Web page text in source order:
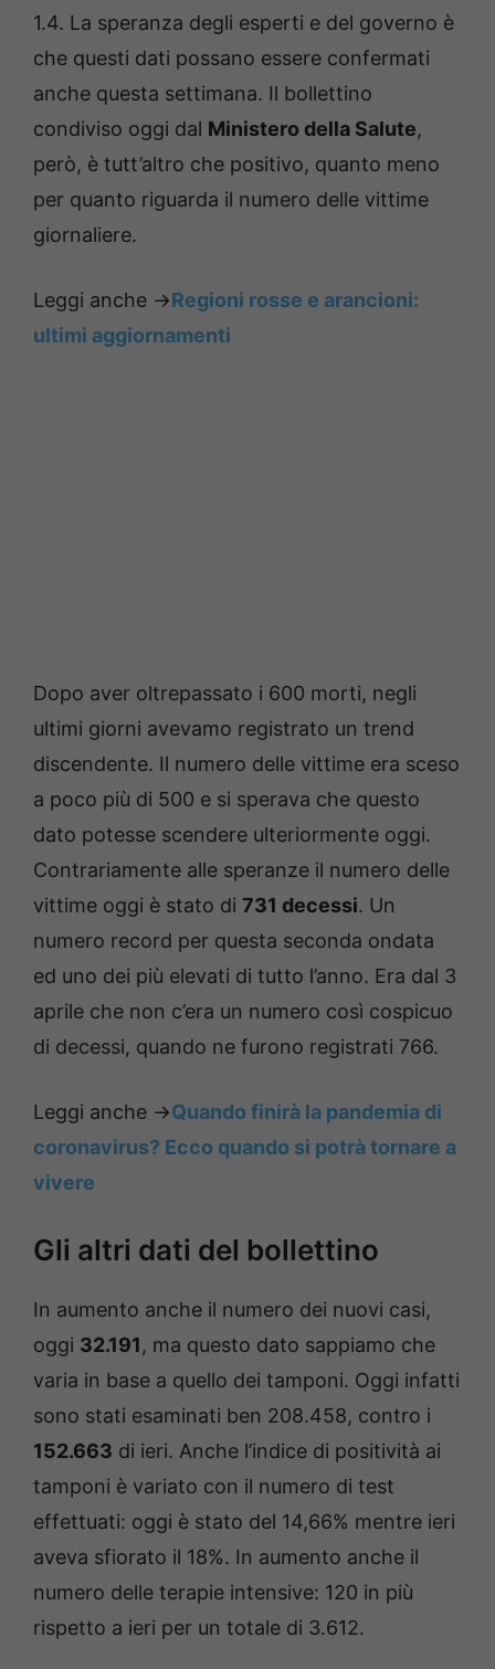
1.4. La speranza degli esperti e del governo è
che questi dati possano essere confermati
anche questa settimana. Il bollettino
condiviso oggi dal Ministero della Salute,
però, è tutt’altro che positivo, quanto meno
per quanto riguarda il numero delle vittime
giornaliere.
Leggi anche ->Regioni rosse e arancioni:
ultimi aggiornamenti
Dopo aver oltrepassato i 600 morti, negli
ultimi giorni avevamo registrato un trend
discendente. Il numero delle vittime era sceso
a poco più di 500 e si sperava che questo
dato potesse scendere ulteriormente oggi.
Contrariamente alle speranze il numero delle
vittime oggi è stato di 731 decessi. Un
numero record per questa seconda ondata
ed uno dei più elevati di tutto l’anno. Era dal 3
aprile che non c’era un numero così cospicuo
di decessi, quando ne furono registrati 766.
Leggi anche ->Quando finirà la pandemia di
coronavirus? Ecco quando si potrà tornare a
vivere
Gli altri dati del bollettino
In aumento anche il numero dei nuovi casi,
oggi 32.191, ma questo dato sappiamo che
varia in base a quello dei tamponi. Oggi infatti
sono stati esaminati ben 208.458, contro i
152.663 di ieri. Anche l’indice di positività ai
tamponi è variato con il numero di test
effettuati: oggi è stato del 14,66% mentre ieri
aveva sfiorato il 18%. In aumento anche il
numero delle terapie intensive: 120 in più
rispetto a ieri per un totale di 3.612.